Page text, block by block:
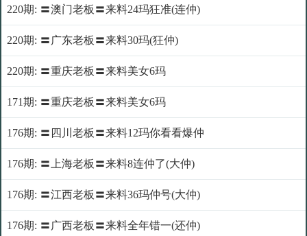
220期: 〓澳门老板〓来料24玛狂准(连仲)
220期: 〓广东老板〓来料30玛(狂仲)
220期: 〓重庆老板〓来料美女6玛
171期: 〓重庆老板〓来料美女6玛
176期: 〓四川老板〓来料12玛你看看爆仲
176期: 〓上海老板〓来料8连仲了(大仲)
176期: 〓江西老板〓来料36玛仲号(大仲)
176期: 〓广西老板〓来料全年错一(还仲)